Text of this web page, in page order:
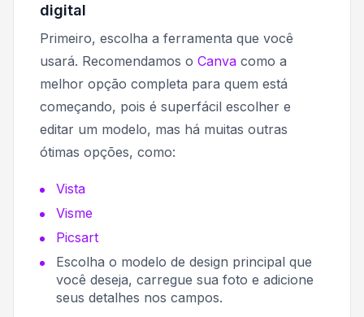
digital
Primeiro, escolha a ferramenta que você
usará. Recomendamos o Canva como a
melhor opção completa para quem está
começando, pois é superfácil escolher e
editar um modelo, mas há muitas outras
ótimas opções, como:
Vista
Visme
Picsart
Escolha o modelo de design principal que
você deseja, carregue sua foto e adicione
seus detalhes nos campos.